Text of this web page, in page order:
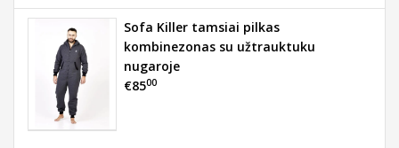
Sofa Killer tamsiai pilkas
kombinezonas su užtrauktuku
nugaroje
€8500